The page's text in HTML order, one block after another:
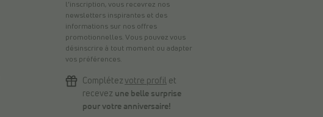
l’inscription, vous recevrez nos
newsletters inspirantes et des
informations sur nos offres
promotionnelles. Vous pouvez vous
désinscrire à tout moment ou adapter
vos préférences.
Complétez votre profil et
recevez une belle surprise
pour votre anniversaire!